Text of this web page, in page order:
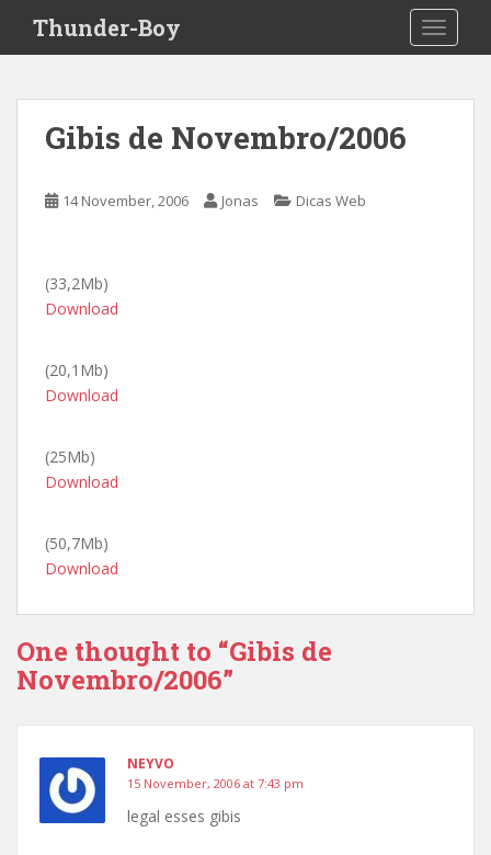
i
Thunder-Boy
Gibis de Novembro/2006
14 November, 2006 Jonas Dicas Web
(33,2Mb)
Download
(20,1Mb)
Download
(25Mb)
Download
(50,7Mb)
Download
One thought to “Gibis de
Novembro/2006”
NEYVO
15 November, 2006 at 7:43 pm
legal esses gibis